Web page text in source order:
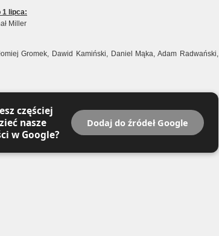
1 lipca:
Miller
Gromek, Dawid Kamiński, Daniel Mąka, Adam Radwański,
częściej
nasze
w Google?
Dodaj do źródeł Google